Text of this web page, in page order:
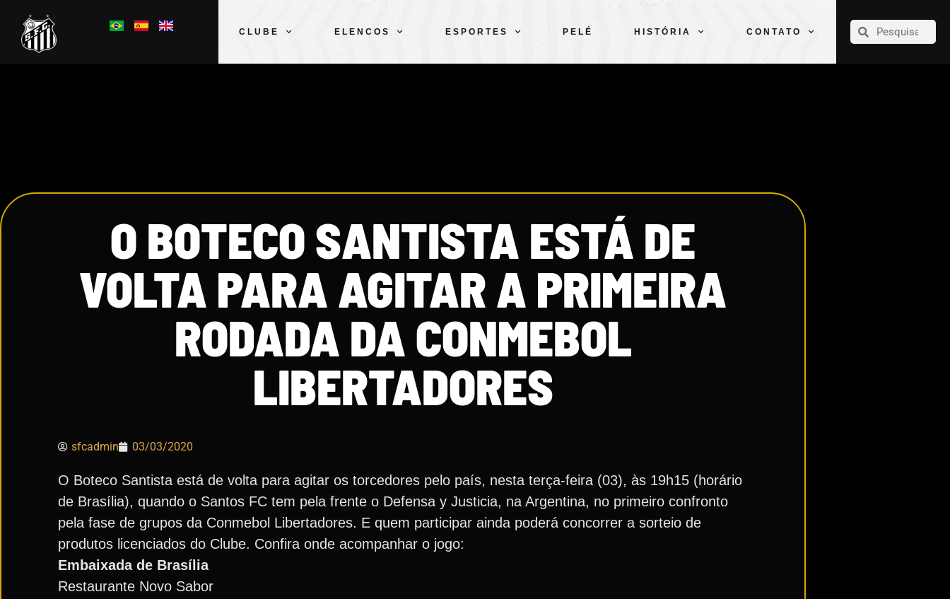
CLUBE ELENCOS ESPORTES PELÉ HISTÓRIA CONTATO
CLUBE
O BOTECO SANTISTA ESTÁ DE
VOLTA PARA AGITAR A PRIMEIRA
RODADA DA CONMEBOL
LIBERTADORES
sfcadmin 03/03/2020
O Boteco Santista está de volta para agitar os torcedores pelo país, nesta terça-feira (03), às 19h15 (horário
de Brasília), quando o Santos FC tem pela frente o Defensa y Justicia, na Argentina, no primeiro confronto
pela fase de grupos da Conmebol Libertadores. E quem participar ainda poderá concorrer a sorteio de
produtos licenciados do Clube. Confira onde acompanhar o jogo:
Embaixada de Brasília
Restaurante Novo Sabor